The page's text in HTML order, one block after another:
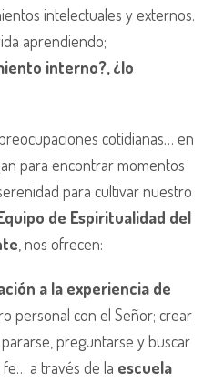
intelectuales y externos.
aprendiendo;
interno?, ¿lo
cotidianas… en
para encontrar momentos
para cultivar nuestro
de Espiritualidad del
, nos ofrecen:
a la experiencia de
personal con el Señor; crear
preguntarse y buscar
a través de la escuela